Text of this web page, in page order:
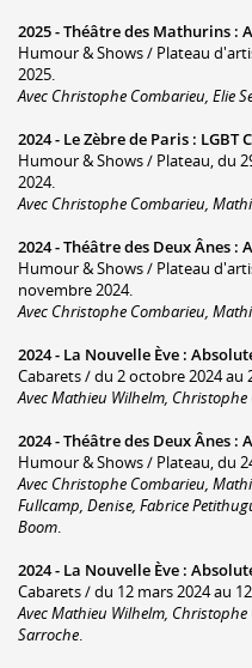
2025 -Théâtre des Mathurins :
Humour & Shows / Plateau
2025.
Avec Christophe Combarieu, Elie
2024 - Le Zèbre de Paris : LGBT
Humour & Shows / Plateau, du
2024.
Avec Christophe Combarieu,
2024 -Théâtre des Deux Ânes :
Humour & Shows / Plateau
novembre 2024.
Avec Christophe Combarieu,
2024 - La Nouvelle Ève :
Cabarets / du 2 octobre 2024 au
Avec Mathieu Wilhelm,
2024 -Théâtre des Deux Ânes :
Humour & Shows / Plateau, du
Avec Christophe Combarieu,
Fullcamp, Denise, Fabrice
Boom
2024 - La Nouvelle Ève :
Cabarets / du 12 mars 2024 au
Avec Mathieu Wilhelm,
Sarroche